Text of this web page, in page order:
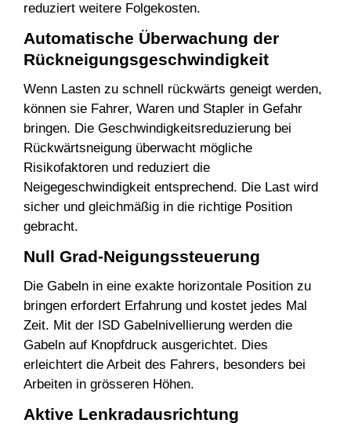
reduziert weitere Folgekosten.
Automatische Überwachung der
Rückneigungsgeschwindigkeit
Wenn Lasten zu schnell rückwärts geneigt werden,
können sie Fahrer, Waren und Stapler in Gefahr
bringen. Die Geschwindigkeitsreduzierung bei
Rückwärtsneigung überwacht mögliche
Risikofaktoren und reduziert die
Neigegeschwindigkeit entsprechend. Die Last wird
sicher und gleichmäßig in die richtige Position
gebracht.
Null Grad-Neigungssteuerung
Die Gabeln in eine exakte horizontale Position zu
bringen erfordert Erfahrung und kostet jedes Mal
Zeit. Mit der ISD Gabelnivellierung werden die
Gabeln auf Knopfdruck ausgerichtet. Dies
erleichtert die Arbeit des Fahrers, besonders bei
Arbeiten in grösseren Höhen.
Aktive Lenkradausrichtung